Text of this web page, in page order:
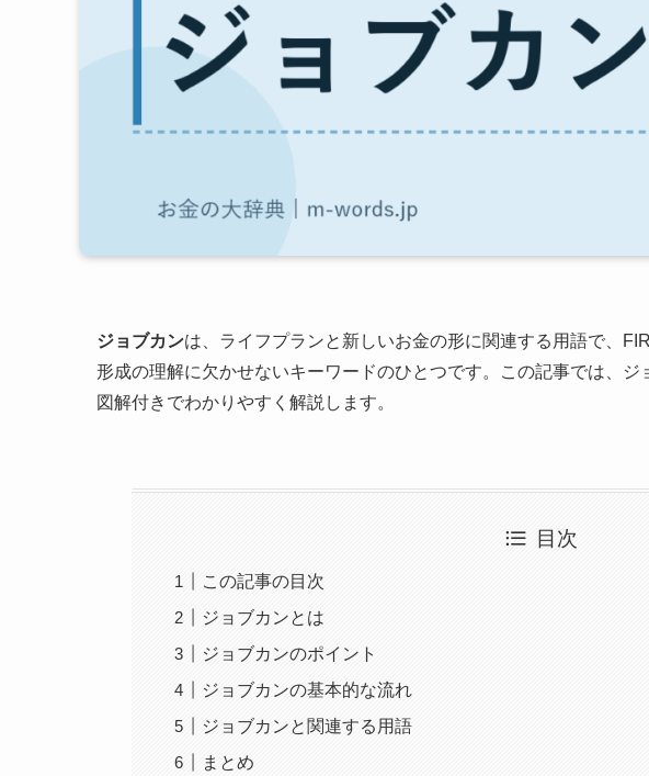
ジョブカンは、ライフプランと新しいお金の形に関連する用語で、
形成の理解に欠かせないキーワードのひとつです。この記事では、ジ
図解付きでわかりやすく解説します。
目次
この記事の目次
ジョブカンとは
ジョブカンのポイント
ジョブカンの基本的な流れ
ジョブカンと関連する用語
まとめ